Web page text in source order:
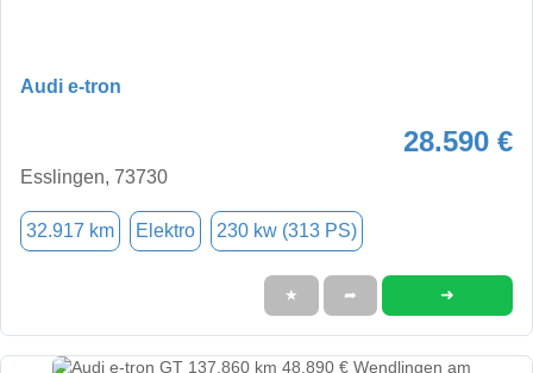
Audi e-tron
28.590 €
Esslingen, 73730
32.917 km Elektro 230 kw (313 PS)
★ ➦ ➜